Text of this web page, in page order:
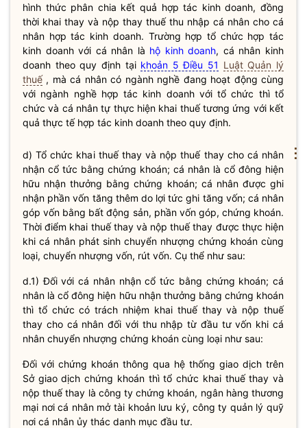
hình thức phân chia kết quả hợp tác kinh doanh, đồng
thời khai thay và nộp thay thuếthu nhập cá nhân cho cá
nhân hợp tác kinh doanh. Trường hợp tổ chức hợp tác
kinh doanh với cá nhân là hộ kinh doanh, cá nhân kinh
doanh theo quy định tại khoản 5 Điều 51 Luật Quản lý
thuế, mà cá nhân có ngành nghề đang hoạt động cùng
với ngành nghề hợp tác kinh doanh với tổ chức thì tổ
chức và cá nhân tự thực hiện khai thuếtương ứng với kết
quả thực tế hợp tác kinh doanh theo quy định.
d) Tổ chức khai thuế thay và nộp thuế thay cho cá nhân
nhận cổ tức bằng chứng khoán; cá nhân là cổ đông hiện
hữu nhận thưởng bằng chứng khoán; cá nhân được ghi
nhận phần vốn tăng thêm do lợi tức ghi tăng vốn; cá nhân
góp vốn bằng bất động sản, phần vốn góp, chứng khoán.
Thời điểm khai thuế thay và nộp thuế thay được thực hiện
khi cá nhân phát sinh chuyển nhượng chứng khoán cùng
loại, chuyển nhượng vốn, rút vốn. Cụ thể như sau:
d.1) Đối với cá nhân nhận cổ tức bằng chứng khoán; cá
nhân là cổ đông hiện hữu nhận thưởng bằng chứng khoán
thì tổ chức có trách nhiệm khai thuế thay và nộp thuế
thay cho cá nhân đối với thu nhập từ đầu tư vốn khi cá
nhân chuyển nhượng chứng khoán cùng loại như sau:
Đối với chứng khoán thông qua hệ thống giao dịch trên
Sở giao dịch chứng khoán thì tổ chức khai thuế thay và
nộp thuế thay là công ty chứng khoán, ngân hàng thương
mại nơi cá nhân mở tài khoản lưu ký, công ty quản lý quỹ
nơi cá nhân ủy thác danh mục đầu tư.
⋮